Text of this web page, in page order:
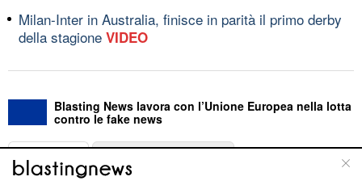
Milan-Inter in Australia, finisce in parità il primo derby
della stagione VIDEO
Blasting News lavora con l’Unione Europea nella lotta
contro le fake news
ABOUT